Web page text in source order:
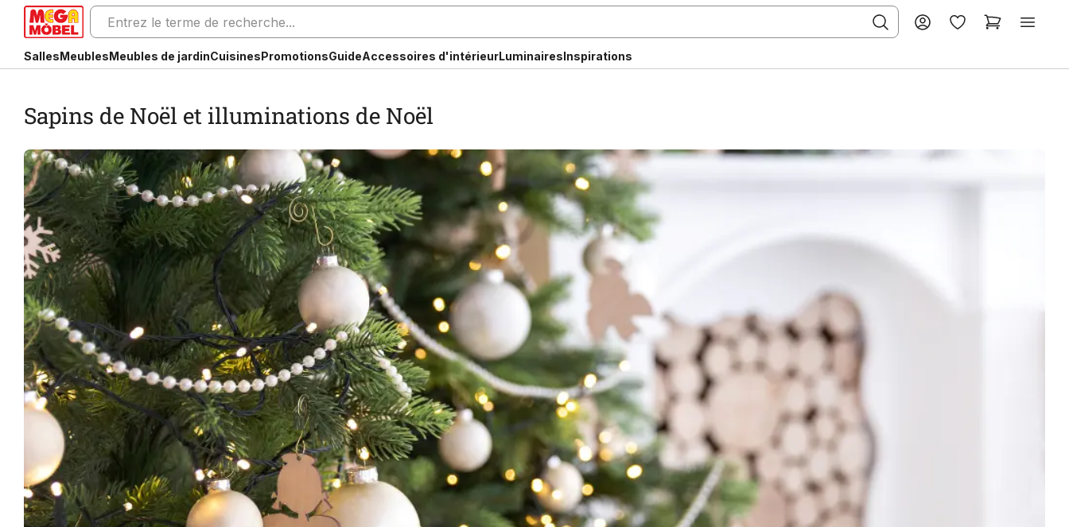
SallesMeublesMeubles de jardinCuisinesPromotionsGuideAccessoires d'intérieurLuminairesInspirations
Sapins de Noël et illuminations de Noël